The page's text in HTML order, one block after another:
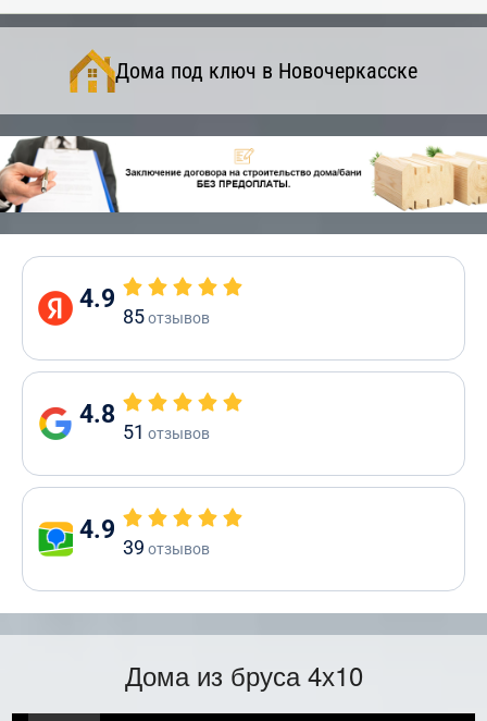
Дома под ключ в Новочеркасске
4.9
85отзывов
4.8
51 отзывов
4.9
39 отзывов
Дома из бруса 4х10